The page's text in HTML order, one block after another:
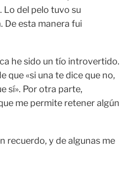
Lo del pelo tuvo su
De esta manera fui
he sido un tío introvertido.
que «si una te dice que no,
sí». Por otra parte,
me permite retener algún
recuerdo, y de algunas me